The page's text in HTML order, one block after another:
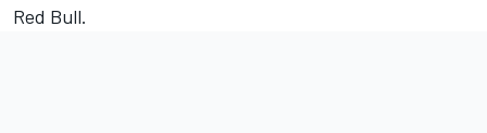
Red Bull.